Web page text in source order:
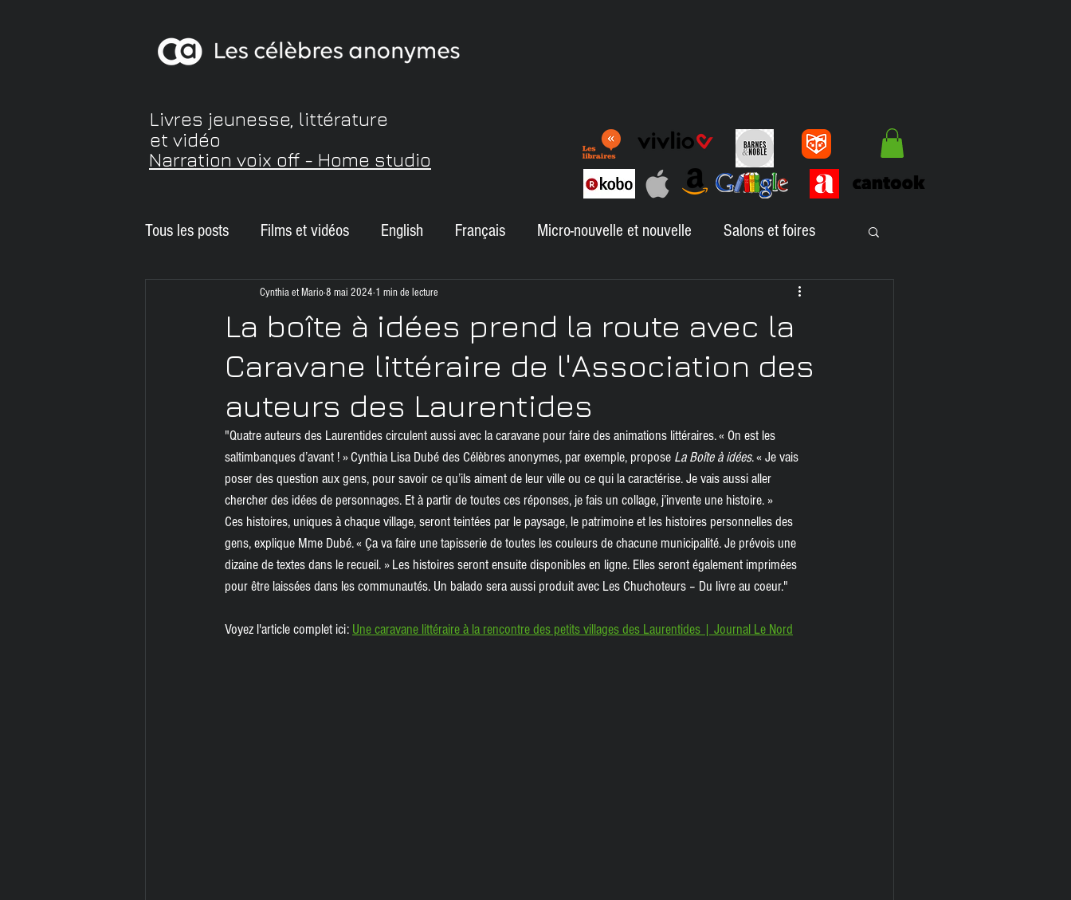
Livres jeunesse, littérature
et vidéo
Narration voix off - Home studio
Tous les posts Films et vidéos English Français Micro-nouvelle et nouvelle Salons et foires
ePUB accessible Autour de Maude Albums jeunesse
Audiobook PDF Services Roman de genre Événement
La boîte à idées prend la route avec la
Caravane littéraire de l'Association des
auteurs des Laurentides
Cynthia et Mario8 mai 2024 1 min de lecture
"Quatre auteurs des Laurentides circulent aussi avec la caravane pour faire des animations littéraires. « On est les
saltimbanques d’avant ! » Cynthia Lisa Dubé des Célèbres anonymes, par exemple, propose La Boîte à idées. « Je vais
poser des question aux gens, pour savoir ce qu’ils aiment de leur ville ou ce qui la caractérise. Je vais aussi aller
chercher des idées de personnages. Et à partir de toutes ces réponses, je fais un collage, j’invente une histoire. »
Ces histoires, uniques à chaque village, seront teintées par le paysage, le patrimoine et les histoires personnelles des
gens, explique Mme Dubé. « Ça va faire une tapisserie de toutes les couleurs de chacune municipalité. Je prévois une
dizaine de textes dans le recueil. » Les histoires seront ensuite disponibles en ligne. Elles seront également imprimées
pour être laissées dans les communautés. Un balado sera aussi produit avec Les Chuchoteurs – Du livre au coeur."
Voyez l'article complet ici: Une caravane littéraire à la rencontre des petits villages des Laurentides | Journal Le Nord